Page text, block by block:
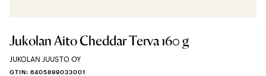
Jukolan Aito Cheddar Terva 160 g
JUKOLAN JUUSTO OY
GTIN: 6405899033001